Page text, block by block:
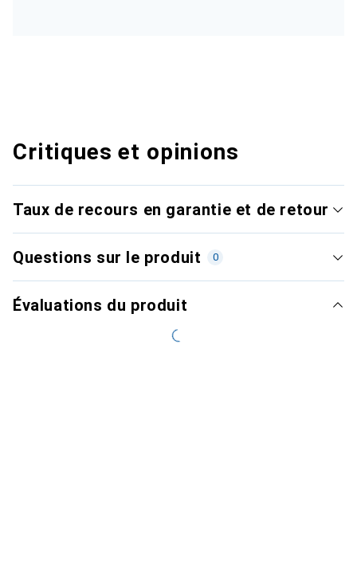
Critiques et opinions
Taux de recours en garantie et de retour
Questions sur le produit 0
Évaluations du produit